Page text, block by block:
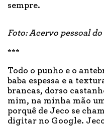
sempre.
Foto: Acervo pessoal
***
Todo o punho e o
baba espessa e a
brancas, dorso
mim, na minha mão
porquê de Jeco se
digitar no Google.